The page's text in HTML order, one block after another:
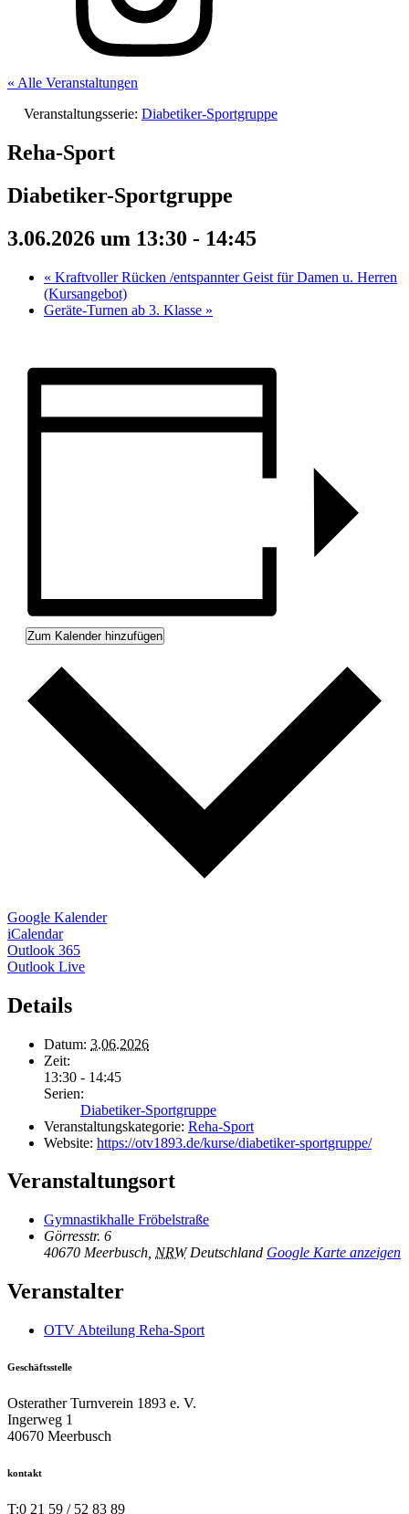
« Alle Veranstaltungen
Veranstaltungsserie: Diabetiker-Sportgruppe
Reha-Sport
Diabetiker-Sportgruppe
3.06.2026 um 13:30 - 14:45
« Kraftvoller Rücken /entspannter Geist für Damen u. Herren
(Kursangebot)
Geräte-Turnen ab 3. Klasse »
Zum Kalender hinzufügen
Google Kalender
iCalendar
Outlook 365
Outlook Live
Details
Datum: 3.06.2026
Zeit:
13:30 - 14:45
Serien:
Diabetiker-Sportgruppe
Veranstaltungskategorie: Reha-Sport
Website: https://otv1893.de/kurse/diabetiker-sportgruppe/
Veranstaltungsort
Gymnastikhalle Fröbelstraße
Görresstr. 6
40670 Meerbusch NRW Deutschland Google Karte anzeigen
Veranstalter
OTV Abteilung Reha-Sport
Geschäftsstelle
Osterather Turnverein 1893 e. V.
Ingerweg 1
40670 Meerbusch
kontakt
T:0 21 59 / 52 83 89